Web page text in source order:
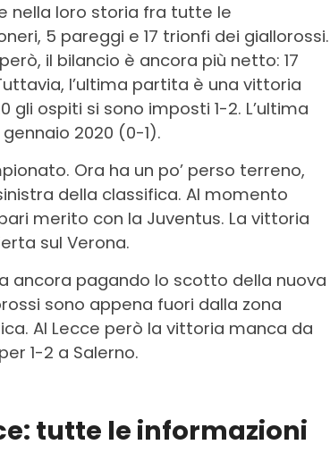
nella loro storia fra tutte le
5 pareggi e 17 trionfi dei giallorossi.
il bilancio è ancora più netto: 17
l’ultima partita è una vittoria
ospiti si sono imposti 1-2. L’ultima
2020 (0-1).
Ora ha un po’ perso terreno,
della classifica. Al momento
merito con la Juventus. La vittoria
sul Verona.
ancora pagando lo scotto della nuova
sono appena fuori dalla zona
Al Lecce però la vittoria manca da
1-2 a Salerno.
tutte le informazioni